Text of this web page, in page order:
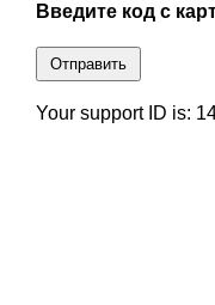
Введите код с
Отправить
Your support ID is: